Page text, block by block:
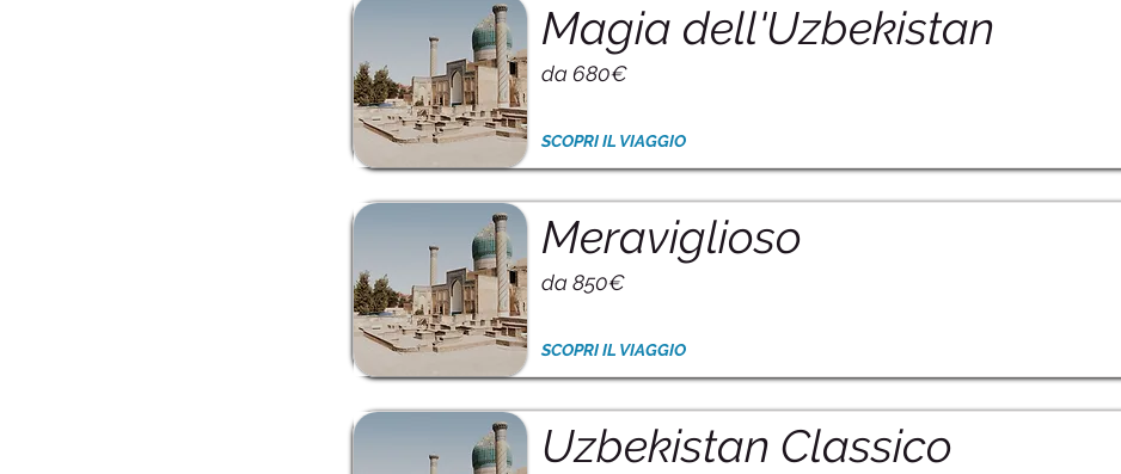
Magia dell'Uzbekistan
da 680€
SCOPRI IL VIAGGIO
Meraviglioso
da 850€
SCOPRI IL VIAGGIO
Uzbekistan Classico